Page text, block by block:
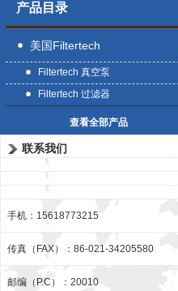
产品目录
美国Filtertech
Filtertech 真空泵
Filtertech 过滤器
查看全部产品
联系我们
手机：15618773215
传真（FAX）：86-021-34205580
邮编（P.C）：20010